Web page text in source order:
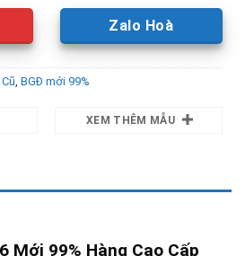
Zalo Hoà
, BGĐ mới 99%
XEM THÊM MẪU
Mới 99% Hàng Cao Cấp